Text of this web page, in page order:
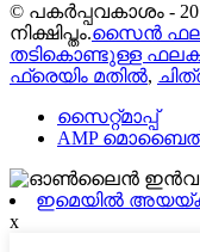
© പകർപ്പവകാശം -
നിക്ഷിപ്തം.സൈൻ
തടികൊണ്ടുള്ള
ഫ്രെയിം മതിൽ,
സൈറ്റ്മാപ്പ്
AMP
ഇമെയിൽ
x